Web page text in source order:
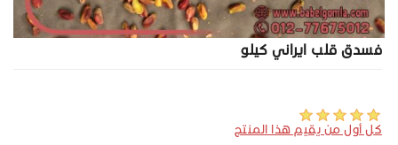
فسدق قلب ايراني كيلو
كل أول من يقيم هذا المنتج